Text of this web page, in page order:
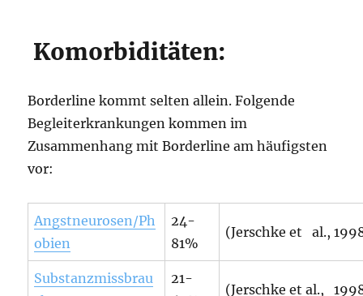
Komorbiditäten:
Borderline kommt selten allein. Folgende
Begleiterkrankungen kommen im
Zusammenhang mit Borderline am häufigsten
vor:
Angstneurosen/Ph
obien
24-
81%
(Jerschke et al.,
Substanzmissbrau
21-
(Jerschke et al.,